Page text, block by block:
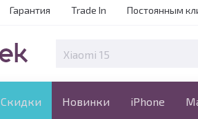
Гарантия Trade In Постоянным
Скидки Новинки iPhone
Скидки Новинки